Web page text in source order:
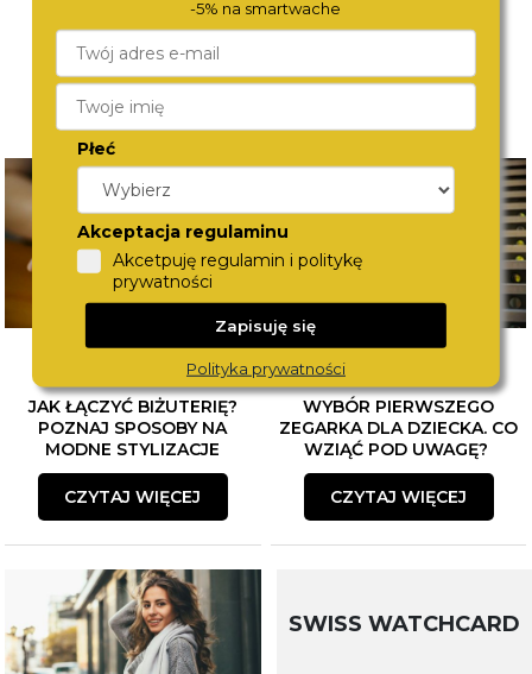
JAK ŁĄCZYĆ BIŻUTERIĘ?
POZNAJ SPOSOBY NA
MODNE STYLIZACJE
CZYTAJ WIĘCEJ
WYBÓR PIERWSZEGO
ZEGARKA DLA DZIECKA. CO
WZIĄĆ POD UWAGĘ?
CZYTAJ WIĘCEJ
SWISS WATCHCARD
-5% na smartwache
Płeć
Akceptacja regulaminu
Akcetpuję regulamin i politykę
prywatności
Zapisuję się
Polityka prywatności